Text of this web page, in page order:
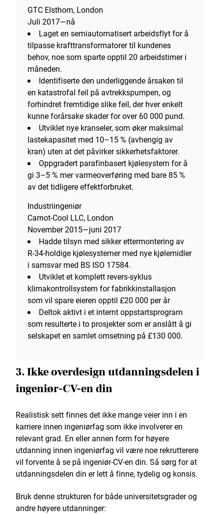
GTC Elsthom, London
Juli 2017—nå
Laget en semiautomatisert arbeidsflyt for å
tilpasse krafttransformatorer til kundenes
behov, noe som sparte opptil 20 arbeidstimer i
måneden.
Identifiserte den underliggende årsaken til
en katastrofal feil på avtrekkspumpen, og
forhindret fremtidige slike feil, der hver enkelt
kunne forårsake skader for over 60 000 pund.
Utviklet nye kranseler, som øker maksimal
lastekapasitet med 10–15 % (avhengig av
kran) uten at det påvirker sikkerhetsfaktorer.
Oppgradert parafinbasert kjølesystem for å
gi 3–5 % mer varmeoverføring med bare 85 %
av det tidligere effektforbruket.
Industriingeniør
Carnot-Cool LLC, London
November 2015—juni 2017
Hadde tilsyn med sikker ettermontering av
R-34-holdige kjølesystemer med nye kjølemidler
i samsvar med BS ISO 17584.
Utviklet et komplett revers-syklus
klimakontrollsystem for fabrikkinstallasjon
som vil spare eieren opptil £20 000 per år
Deltok aktivt i et internt oppstartsprogram
som resulterte i to prosjekter som er anslått å gi
selskapet en samlet omsetning på £130 000.
3. Ikke overdesign utdanningsdelen i
ingeniør-CV-en din
Realistisk sett finnes det ikke mange veier inn i en
karriere innen ingeniørfag som ikke involverer en
relevant grad. En eller annen form for høyere
utdanning innen ingeniørfag vil være noe rekrutterere
vil forvente å se på ingeniør-CV-en din. Så sørg for at
utdanningsdelen din er lett å finne, tydelig og konsis.
Bruk denne strukturen for både universitetsgrader og
andre høyere utdanninger: